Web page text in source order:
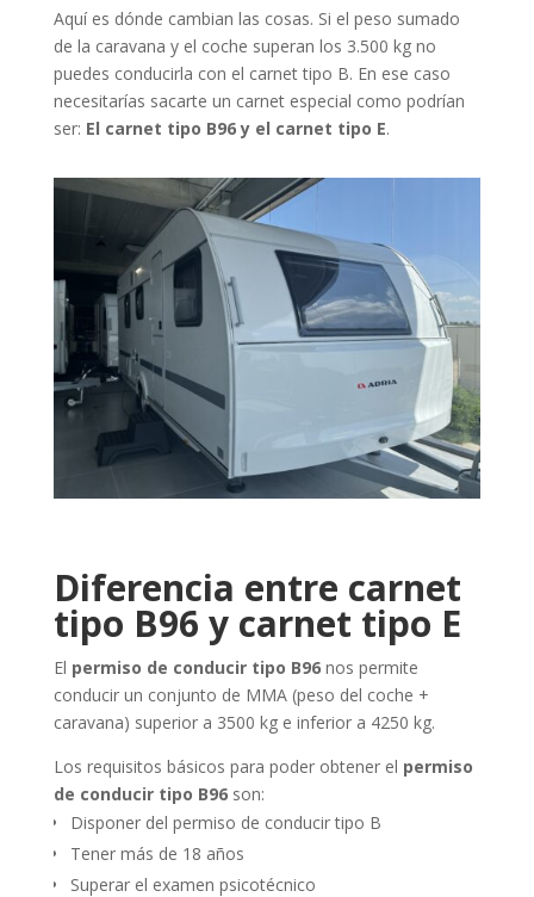
Aquí es dónde cambian las cosas. Si el peso sumado
de la caravana y el coche superan los 3.500 kg no
puedes conducirla con el carnet tipo B. En ese caso
necesitarías sacarte un carnet especial como podrían
ser: El carnet tipo B96 y el carnet tipo E.
Diferencia entre carnet
tipo B96 y carnet tipo E
El permiso de conducir tipo B96nos permite
conducir un conjunto de MMA (peso del coche +
caravana) superior a 3500 kg e inferior a 4250 kg.
Los requisitos básicos para poder obtener el permiso
de conducir tipo B96son:
Disponer del permiso de conducir tipo B
Tener más de 18 años
Superar el examen psicotécnico